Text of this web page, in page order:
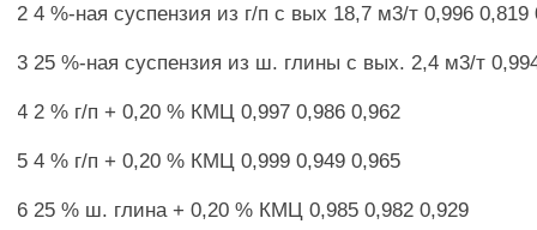
2 4 %-ная суспензия из г/п с вых 18,7 м3/т 0,996 0,819
3 25 %-ная суспензия из ш. глины с вых. 2,4 м3/т
4 2 % г/п + 0,20 % КМЦ 0,997 0,986 0,962
5 4 % г/п + 0,20 % КМЦ 0,999 0,949 0,965
6 25 % ш. глина + 0,20 % КМЦ 0,985 0,982 0,929